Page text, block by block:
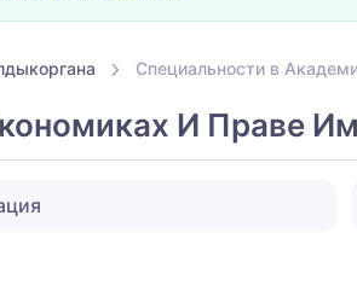
Специальности в
И Праве